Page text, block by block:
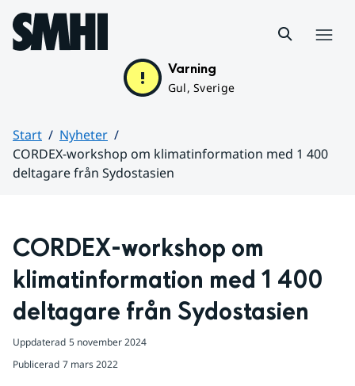
Hoppa till sidans innehåll
Varning
Gul, Sverige
Start
Nyheter
CORDEX-workshop om klimatinformation med 1 400
deltagare från Sydostasien
CORDEX-workshop om
klimatinformation med 1 400
deltagare från Sydostasien
Uppdaterad 5 november 2024
Publicerad 7 mars 2022